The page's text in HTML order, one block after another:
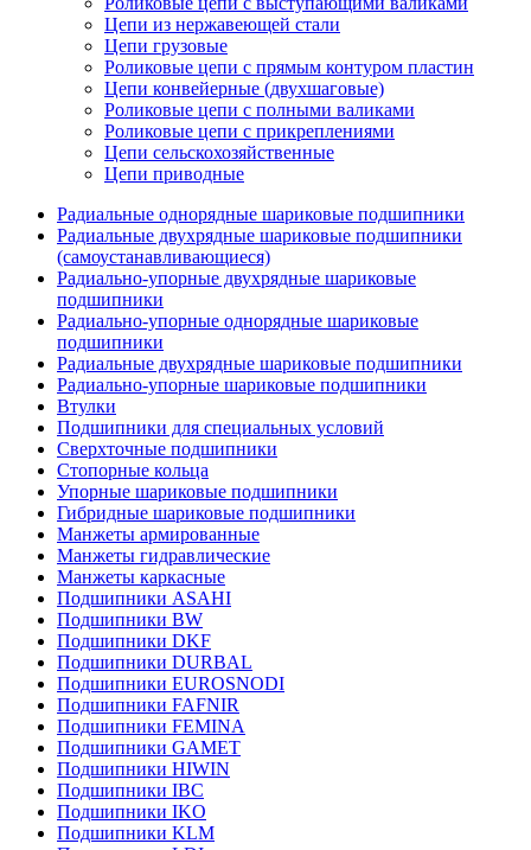
Цепи из нержавеющей стали
Цепи грузовые
Роликовые цепи с прямым контуром пластин
Цепи конвейерные (двухшаговые)
Роликовые цепи с полными валиками
Роликовые цепи с прикреплениями
Цепи сельскохозяйственные
Цепи приводные
Радиальные однорядные шариковые подшипники
Радиальные двухрядные шариковые подшипники
(самоустанавливающиеся)
Радиально-упорные двухрядные шариковые
подшипники
Радиально-упорные однорядные шариковые
подшипники
Радиальные двухрядные шариковые подшипники
Радиально-упорные шариковые подшипники
Втулки
Подшипники для специальных условий
Сверхточные подшипники
Стопорные кольца
Упорные шариковые подшипники
Гибридные шариковые подшипники
Манжеты армированные
Манжеты гидравлические
Манжеты каркасные
Подшипники ASAHI
Подшипники BW
Подшипники DKF
Подшипники DURBAL
Подшипники EUROSNODI
Подшипники FAFNIR
Подшипники FEMINA
Подшипники GAMET
Подшипники HIWIN
Подшипники IBC
Подшипники IKO
Подшипники KLM